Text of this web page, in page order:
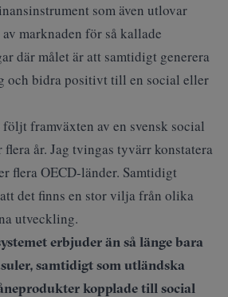
som även utlovar
marknaden för så kallade
där målet är att samtidigt generera
och bidra positivt till en social eller
framväxten av en svensk social
år. Jag tvingas tyvärr konstatera
flera OECD-länder. Samtidigt
det finns en stor vilja från olika
utveckling.
erbjuder än så länge bara
samtidigt som utländska
kopplade till social